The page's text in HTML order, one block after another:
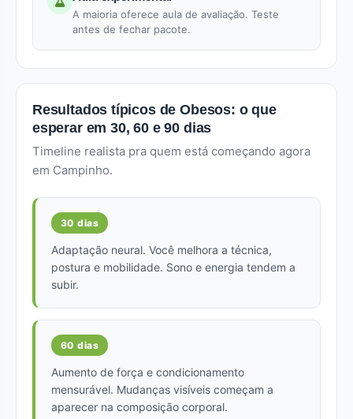
A maioria oferece aula de avaliação. Teste
antes de fechar pacote.
Resultados típicos de Obesos: o que
esperar em 30, 60 e 90 dias
Timeline realista pra quem está começando agora
em Campinho.
30 dias
Adaptação neural. Você melhora a técnica,
postura e mobilidade. Sono e energia tendem a
subir.
60 dias
Aumento de força e condicionamento
mensurável. Mudanças visíveis começam a
aparecer na composição corporal.